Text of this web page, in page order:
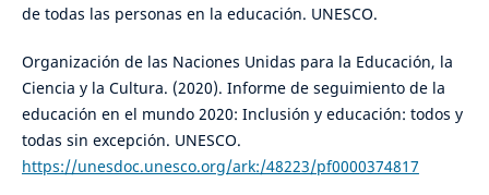
de todas las personas en la educación. UNESCO.
Organización de las Naciones Unidas para la Educación, la
Ciencia y la Cultura. (2020). Informe de seguimiento de la
educación en el mundo 2020: Inclusión y educación: todos y
todas sin excepción. UNESCO.
https://unesdoc.unesco.org/ark:/48223/pf0000374817